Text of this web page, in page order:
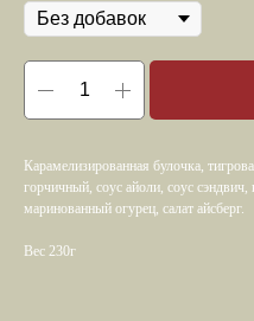
Карамелизированная булочка,
горчичный, соус айоли, соус сэндвич,
маринованный огурец, салат айсберг.
Вес 230г